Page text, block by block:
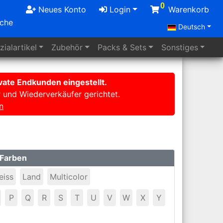
Neues Konto Login 0 Warenkorb
Deutsch
Zubehör Packs & Sets Sonstiges
Endkunden eingestellt.
Wiederverkäufer gerichtet.
Land Multicolor
P Q R S T U V W X Y